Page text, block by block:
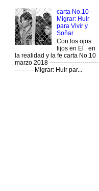
carta No.10 -
Migrar: Huir
para Vivir y
Soñar
Con los ojos
fijos en El en
la realidad y la fe carta No.10
marzo 2018 ------------------------
--------- Migrar: Huir par...